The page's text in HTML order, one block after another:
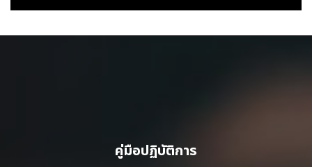
คู่มือปฏิบัติการ